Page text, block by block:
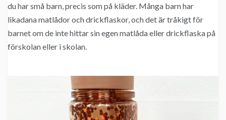
du har små barn, precis som på kläder. Många barn har
likadana matlådor och drickflaskor, och det är tråkigt för
barnet om de inte hittar sin egen matlåda eller drickflaska på
förskolan eller i skolan.